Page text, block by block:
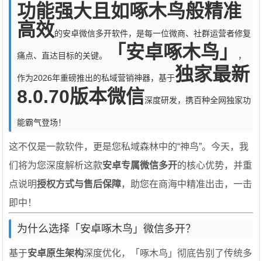
功能强大且如啄木鸟般精准
高效的安卓微信多开软件，是每一位微商、社群运营者修复
痛点、直达目标的关键。 「安卓啄木鸟」 ，
作为2026年重磅推出的私域营销神器，基于独家最新
8.0.70版本微信深度研发，携百种全网独家功
能霸气登场！
这不仅是一款软件，更是您私域森林中的“神鸟”。今天，我
们将为您深度解析这款安卓专属微信多开的核心优势，并重
点说明授权方式与售后保障，助您在商海中精准出击，一击
即中！
为什么选择「安卓啄木鸟」微信多开？
基于安卓原生架构深度优化，「啄木鸟」彻底告别了传统多